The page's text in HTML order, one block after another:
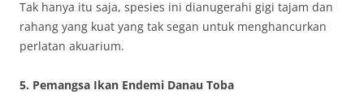
Tak hanya itu saja, spesies ini dianugerahi gigi tajam dan
rahang yang kuat yang tak segan untuk menghancurkan
perlatan akuarium.
5. Pemangsa Ikan Endemi Danau Toba